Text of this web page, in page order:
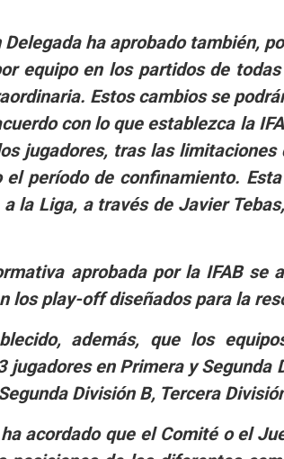
Delegada ha aprobado también,
equipo en los partidos de
Estos cambios se
con lo que establezca la
jugadores, tras las
el período de confinamiento.
la Liga, a través de Javier
aprobada por la IFAB se
los play-off diseñados para la
además, que los
jugadores en Primera y Segunda
División B, Tercera
acordado que el Comité o el